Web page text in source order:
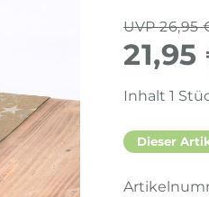
UVP 26,95
Inhalt 1
Dieser